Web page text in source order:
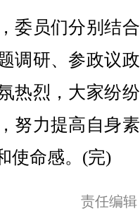
员们分别结
调研、参政议
热烈，大家纷
努力提高自身
使命感。(完)
责任编